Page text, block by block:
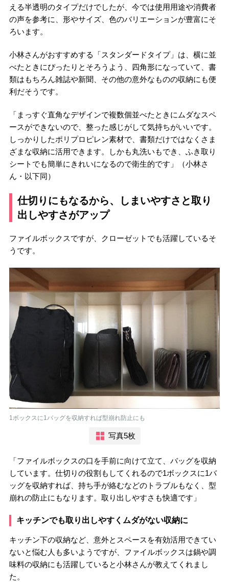
える半透明のタイプだけでしたが、今では使用用途や消費者
の声を参考に、形やサイズ、色のバリエーションが豊富にそ
ろいます。
小林さんがおすすめする「スタンダードタイプ」は、横に並
べたときにぴったりとそろうよう、四角形になっていて、書
類はもちろん雑誌や新聞、その他の意外なものの収納にも便
利だそうです。
「まっすぐ直角なデザインで複数個並べたときにムダなスペ
ースができないので、整った感じがして気持ちがいいです。
しっかりしたポリプロピレン素材で、書類だけではなくさま
ざまな収納に活用できます。しかも丸洗いもでき、ふき取り
シートでも簡単にきれいになるので衛生的です」（小林さ
ん・以下同）
仕切りにもなるから、しまいやすさと取り
出しやすさがアップ
ファイルボックスですが、クローゼットでも活躍しているそ
うです。
1ボックスに1バッグを収納すれば型崩れ防止にも
写真5枚
「ファイルボックスの口を手前に向けて立て、バッグを収納
しています。仕切りの役割もしてくれるので1ボックスに1バ
ッグを収納すれば、持ち手が絡むなどのトラブルもなく、型
崩れの防止にもなります。取り出しやすさも快適です」
キッチンでも取り出しやすくムダがない収納に
キッチン下の収納など、意外とスペースを有効活用できてい
ないと悩む人も多いようですが、ファイルボックスは鍋や調
味料の収納にも活躍していると小林さんが教えてくれまし
た。